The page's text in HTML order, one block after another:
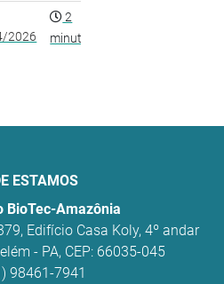
2026
2
minutos
ESTAMOS
BioTec-Amazônia
Edifício Casa Koly, 4º andar
- PA, CEP: 66035-045
98461-7941